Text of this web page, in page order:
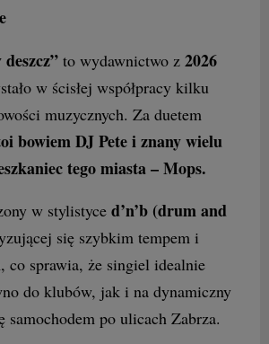
to wydawnictwo z 2026
w ścisłej współpracy kilku
muzycznych. Za duetem
bowiem DJ Pete i znany wielu
tego miasta – Mops.
w stylistyce d’n’b (drum and
się szybkim tempem i
co sprawia, że singiel idealnie
do klubów, jak i na dynamiczny
samochodem po ulicach Zabrza.